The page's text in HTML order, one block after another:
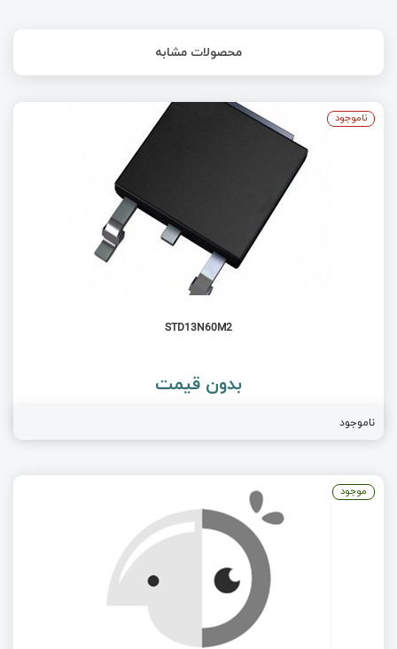
محصولات مشابه
STD13N60M2
بدون قیمت
ناموجود
ناموجود
موجود